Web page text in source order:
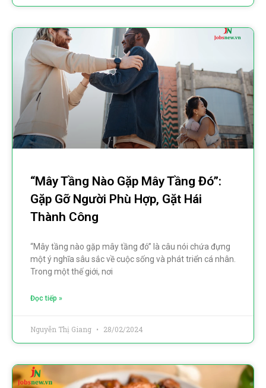
“Mây Tầng Nào Gặp Mây Tầng Đó”:
Gặp Gỡ Người Phù Hợp, Gặt Hái
Thành Công
“Mây tầng nào gặp mây tầng đó” là câu nói chứa đựng
một ý nghĩa sâu sắc về cuộc sống và phát triển cá nhân.
Trong một thế giới, nơi
Đọc tiếp »
Nguyễn Thị Giang 28/02/2024